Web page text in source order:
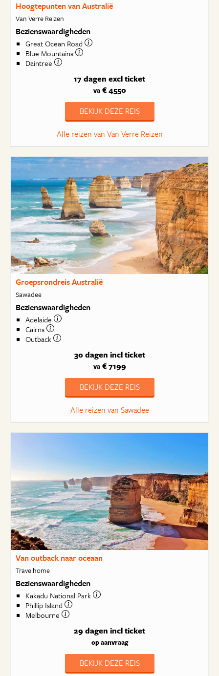
Hoogtepunten van Australië
Van Verre Reizen
Bezienswaardigheden
Great Ocean Road
Blue Mountains
Daintree
17 dagen excl ticket
va€ 4550
BEKIJK DEZE REIS
Alle reizen van Van Verre Reizen
Groepsrondreis Australië
Sawadee
Bezienswaardigheden
Adelaide
Cairns
Outback
30 dagen incl ticket
va€ 7199
BEKIJK DEZE REIS
Alle reizen van Sawadee
Van outback naar oceaan
Travelhome
Bezienswaardigheden
Kakadu National Park
Phillip Island
Melbourne
29 dagen incl ticket
op aanvraag
BEKIJK DEZE REIS